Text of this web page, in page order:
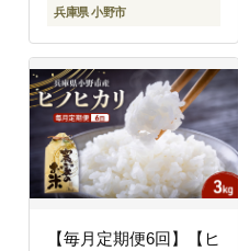
兵庫県 小野市
【毎月定期便6回】【ヒ